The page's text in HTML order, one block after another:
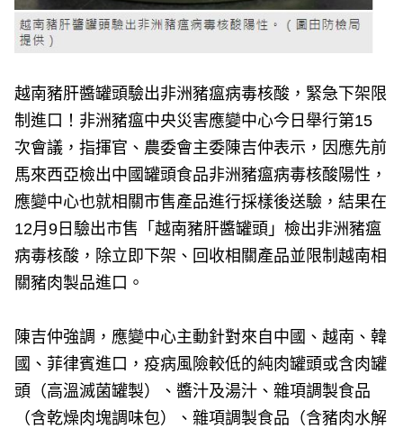
越南豬肝醬罐頭驗出非洲豬瘟病毒核酸，緊急下架限
制進口！非洲豬瘟中央災害應變中心今日舉行第15
次會議，指揮官、農委會主委陳吉仲表示，因應先前
馬來西亞檢出中國罐頭食品非洲豬瘟病毒核酸陽性，
應變中心也就相關市售產品進行採樣後送驗，結果在
12月9日驗出市售「越南豬肝醬罐頭」檢出非洲豬瘟
病毒核酸，除立即下架、回收相關產品並限制越南相
關豬肉製品進口。
陳吉仲強調，應變中心主動針對來自中國、越南、韓
國、菲律賓進口，疫病風險較低的純肉罐頭或含肉罐
頭（高溫滅菌罐製）、醬汁及湯汁、雜項調製食品
（含乾燥肉塊調味包）、雜項調製食品（含豬肉水解